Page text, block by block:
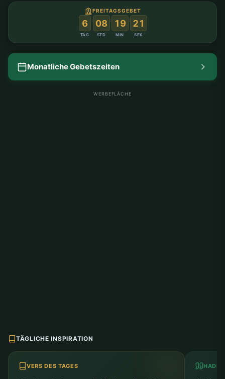
FREITAGSGEBET
6
TAG
: 08
STD
: 19
MIN
: 20
SEK
Monatliche Gebetszeiten
WERBEFLÄCHE
TÄGLICHE INSPIRATION
VERS DES TAGES